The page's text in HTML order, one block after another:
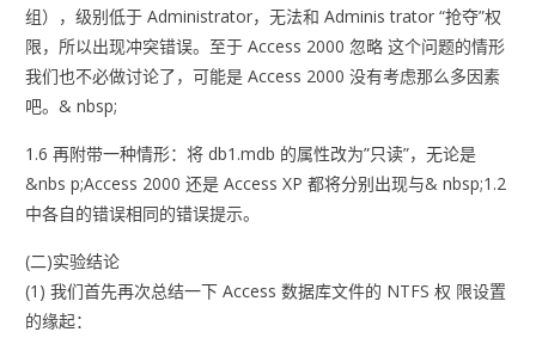
组），级别低于 Administrator，无法和 Adminis trator “抢夺”权
限，所以出现冲突错误。至于 Access 2000 忽略 这个问题的情形
我们也不必做讨论了，可能是 Access 2000 没有考虑那么多因素
吧。& nbsp;
1.6 再附带一种情形：将 db1.mdb 的属性改为”只读”，无论是
&nbs p;Access 2000 还是 Access XP 都将分别出现与& nbsp;1.2
中各自的错误相同的错误提示。
(二)实验结论
(1) 我们首先再次总结一下 Access 数据库文件的 NTFS 权 限设置
的缘起：